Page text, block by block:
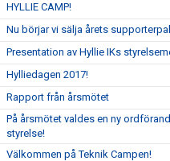
HYLLIE CAMP!
Nu börjar vi sälja årets
Presentation av Hyllie IKs
Hylliedagen 2017!
Rapport från årsmötet
På årsmötet valdes en ny
styrelse!
Välkommen på Teknik Campen!